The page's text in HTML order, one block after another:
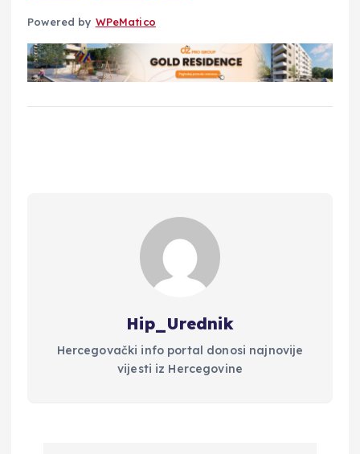
Powered by WPeMatico
Hip_Urednik
Hercegovački info portal donosi najnovije
vijesti iz Hercegovine